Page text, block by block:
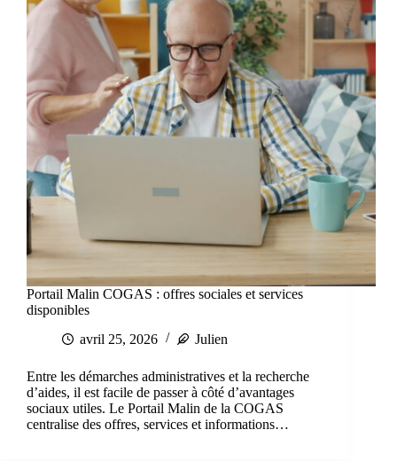
Portail Malin COGAS : offres sociales et services
disponibles
avril 25, 2026
Julien
Entre les démarches administratives et la recherche
d’aides, il est facile de passer à côté d’avantages
sociaux utiles. Le Portail Malin de la COGAS
centralise des offres, services et informations…